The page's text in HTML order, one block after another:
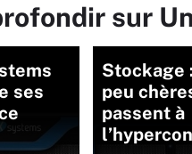
sur
ses
Stockage
peu
passent à